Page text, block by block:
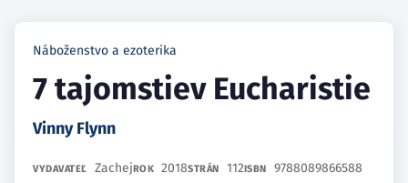
Náboženstvo a ezoterika
7 tajomstiev Eucharistie
Vinny Flynn
VYDAVATEĽ ZachejROK 2018STRÁN 112ISBN 9788089866588